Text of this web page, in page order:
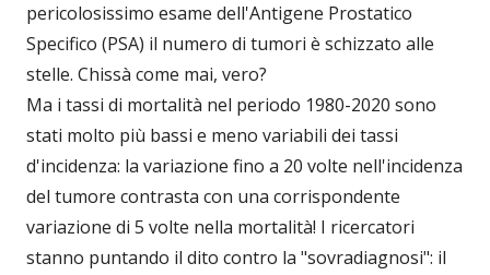
pericolosissimo esame dell'Antigene Prostatico
Specifico (PSA) il numero di tumori è schizzato alle
stelle. Chissà come mai, vero?
Ma i tassi di mortalità nel periodo 1980-2020 sono
stati molto più bassi e meno variabili dei tassi
d'incidenza: la variazione fino a 20 volte nell'incidenza
del tumore contrasta con una corrispondente
variazione di 5 volte nella mortalità! I ricercatori
stanno puntando il dito contro la "sovradiagnosi": il